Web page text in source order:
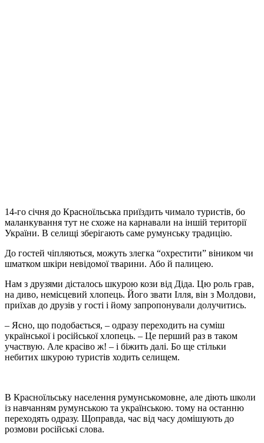
14-го січня до Красноїльська приїздить чимало туристів, бо
маланкування тут не схоже на карнавали на іншій території
України. В селищі зберігають саме румунську традицію.
До гостей чіпляються, можуть злегка “охрестити” віником чи
шматком шкіри невідомої тварини. Або й палицею.
Нам з друзями дісталось шкурою кози від Діда. Цю роль грав,
на диво, немісцевий хлопець. Його звати Ілля, він з Молдови,
приїхав до друзів у гості і йому запропонували долучитись.
– Ясно, що подобається, – одразу переходить на суміш
української і російської хлопець. – Це перший раз в таком
участвую. Але красіво ж! – і біжить далі. Бо ще стільки
небитих шкурою туристів ходить селищем.
В Красноїльську населення румунськомовне, але діють школи
із навчанням румунською та українською. тому на останню
переходять одразу. Щоправда, час від часу домішують до
розмови російські слова.